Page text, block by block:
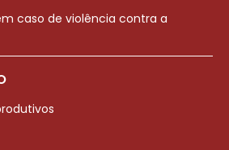
caso de violência contra a